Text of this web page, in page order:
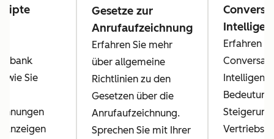
wie Sie
anzeigen
Gesetze zur
Anrufaufzeichnung
Erfahren Sie mehr
über allgemeine
Richtlinien zu den
Gesetzen über die
Anrufaufzeichnung.
Sprechen Sie mit Ihrer
Erfahren